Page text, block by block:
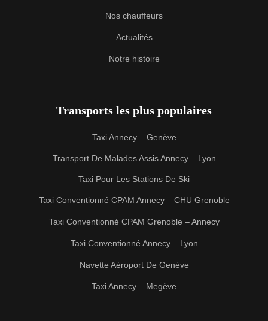
Nos chauffeurs
Actualités
Notre histoire
Transports les plus populaires
Taxi Annecy – Genève
Transport De Malades Assis Annecy – Lyon
Taxi Pour Les Stations De Ski
Taxi Conventionné CPAM Annecy – CHU Grenoble
Taxi Conventionné CPAM Grenoble – Annecy
Taxi Conventionné Annecy – Lyon
Navette Aéroport De Genève
Taxi Annecy – Megève